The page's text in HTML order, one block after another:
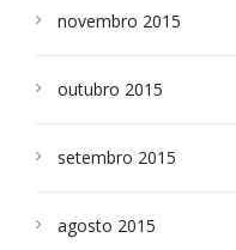
novembro 2015
outubro 2015
setembro 2015
agosto 2015